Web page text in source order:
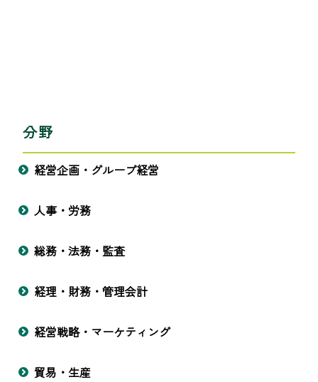
分野
経営企画・グループ経営
人事・労務
総務・法務・監査
経理・財務・管理会計
経営戦略・マーケティング
貿易・生産